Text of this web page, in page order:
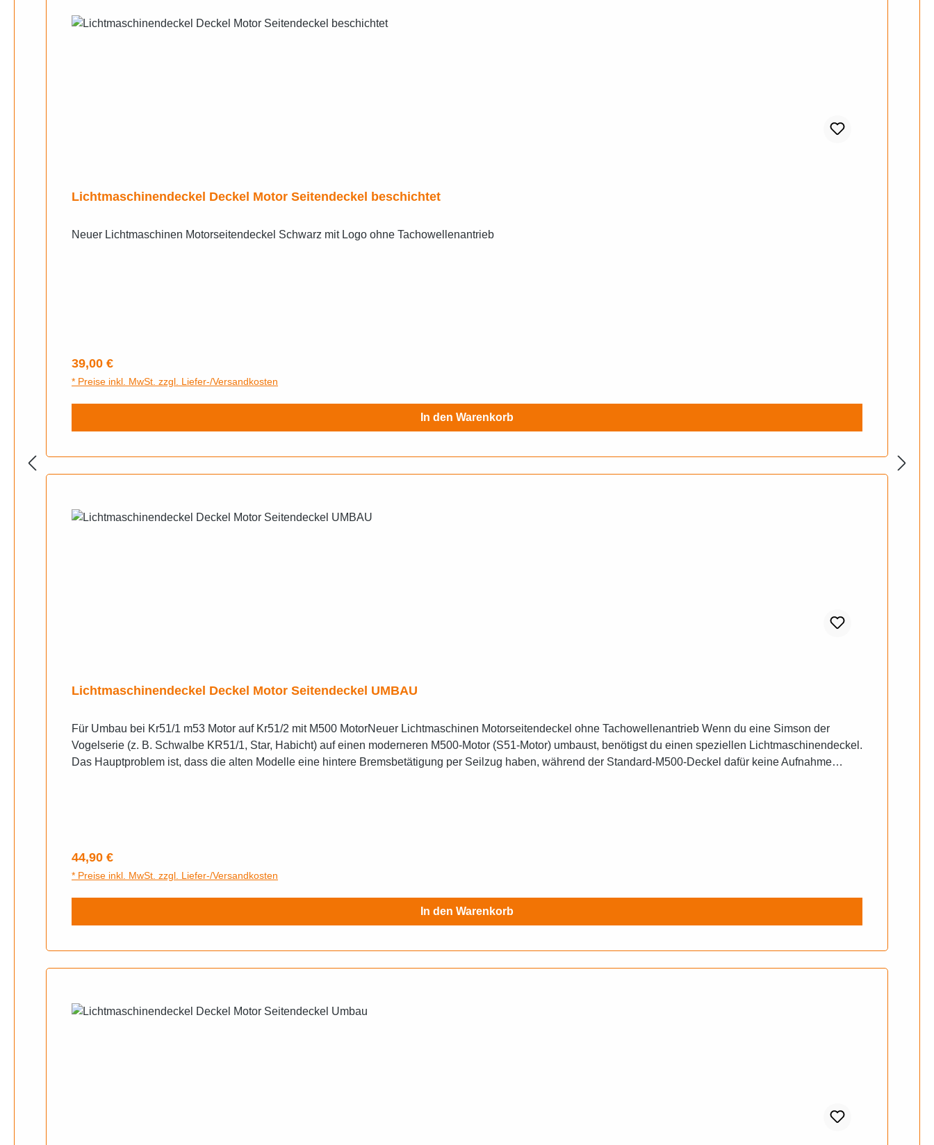
Lichtmaschinendeckel Deckel Motor Seitendeckel beschichtet
Neuer Lichtmaschinen Motorseitendeckel Schwarz mit Logo ohne Tachowellenantrieb
Regulärer Preis:
39,00 €
* Preise inkl. MwSt. zzgl. Liefer-/Versandkosten
In den Warenkorb
Lichtmaschinendeckel Deckel Motor Seitendeckel UMBAU
Für Umbau bei Kr51/1 m53 Motor auf Kr51/2 mit M500 MotorNeuer Lichtmaschinen Motorseitendeckel ohne Tachowellenantrieb Wenn du eine Simson der
Vogelserie (z. B. Schwalbe KR51/1, Star, Habicht) auf einen moderneren M500-Motor (S51-Motor) umbaust, benötigst du einen speziellen Lichtmaschinendeckel.
Das Hauptproblem ist, dass die alten Modelle eine hintere Bremsbetätigung per Seilzug haben, während der Standard-M500-Deckel dafür keine Aufnahme
Regulärer Preis:
44,90 €
* Preise inkl. MwSt. zzgl. Liefer-/Versandkosten
In den Warenkorb